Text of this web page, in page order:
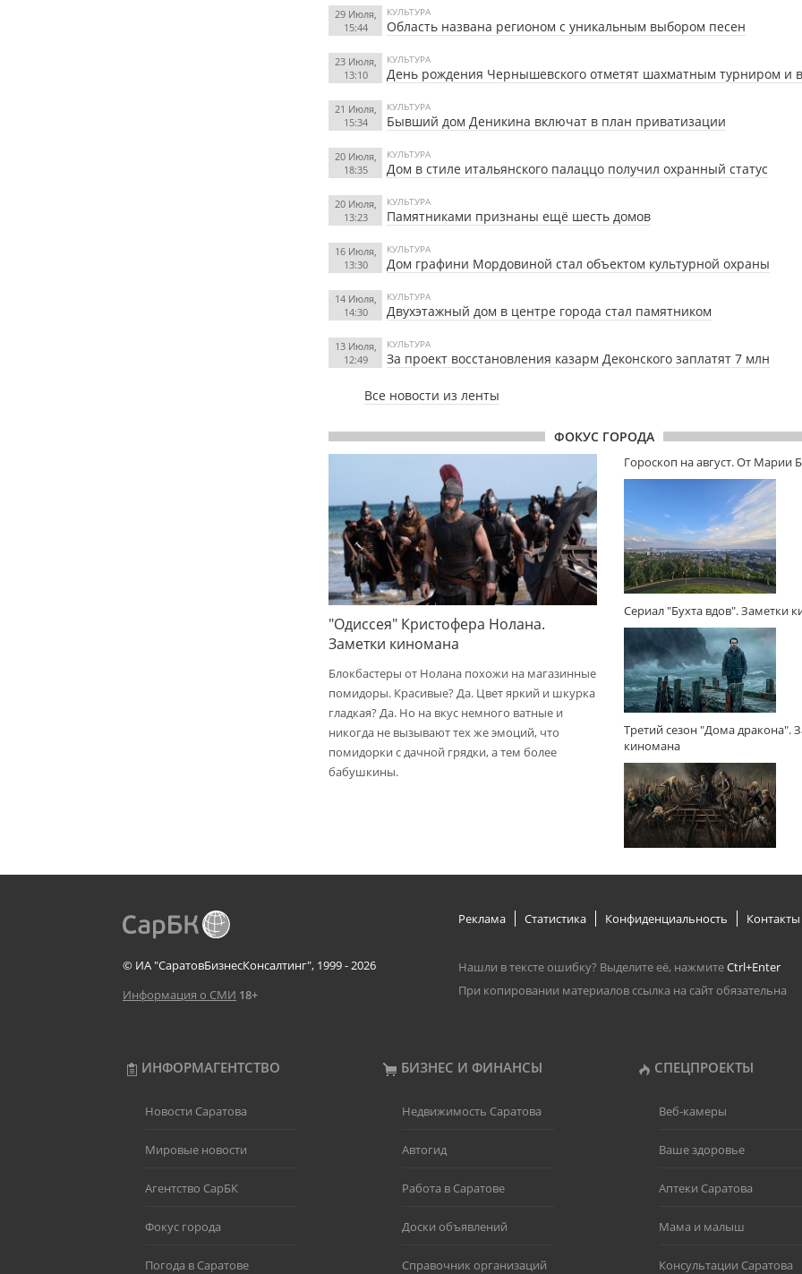
29 Июля,
15:44
КУЛЬТУРА
Область названа регионом с уникальным выбором песен
23 Июля,
13:10
КУЛЬТУРА
День рождения Чернышевского отметят шахматным турниром и
21 Июля,
15:34
КУЛЬТУРА
Бывший дом Деникина включат в план приватизации
20 Июля,
18:35
КУЛЬТУРА
Дом в стиле итальянского палаццо получил охранный статус
20 Июля,
13:23
КУЛЬТУРА
Памятниками признаны ещё шесть домов
16 Июля,
13:30
КУЛЬТУРА
Дом графини Мордовиной стал объектом культурной охраны
14 Июля,
14:30
КУЛЬТУРА
Двухэтажный дом в центре города стал памятником
13 Июля,
12:49
КУЛЬТУРА
За проект восстановления казарм Деконского заплатят 7 млн
Все новости из ленты
ФОКУС ГОРОДА
"Одиссея" Кристофера Нолана.
Заметки киномана
Блокбастеры от Нолана похожи на магазинные
помидоры. Красивые? Да. Цвет яркий и шкурка
гладкая? Да. Но на вкус немного ватные и
никогда не вызывают тех же эмоций, что
помидорки с дачной грядки, а тем более
бабушкины.
Гороскоп на август. От Марии
Сериал "Бухта вдов". Заметки
Третий сезон "Дома дракона".
киномана
© ИА "СаратовБизнесКонсалтинг", 1999 - 2026
Информация о СМИ 18+
Реклама Статистика Конфиденциальность Контакты
Нашли в тексте ошибку? Выделите её, нажмитеCtrl+Enter
При копировании материалов ссылка на сайт обязательна
ИНФОРМАГЕНТСТВО БИЗНЕС И ФИНАНСЫ СПЕЦПРОЕКТЫ
Новости Саратова
Мировые новости
Агентство СарБК
Фокус города
Погода в Саратове
Недвижимость Саратова
Автогид
Работа в Саратове
Доски объявлений
Справочник организаций
Веб-камеры
Ваше здоровье
Аптеки Саратова
Мама и малыш
Консультации Саратова